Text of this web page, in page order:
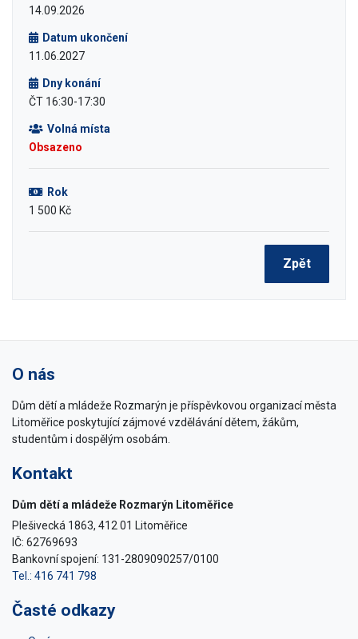
14.09.2026
Datum ukončení
11.06.2027
Dny konání
ČT 16:30-17:30
Volná místa
Obsazeno
Rok
1 500 Kč
Zpět
O nás
Dům dětí a mládeže Rozmarýn je příspěvkovou organizací města
Litoměřice poskytující zájmové vzdělávání dětem, žákům,
studentům i dospělým osobám.
Kontakt
Dům dětí a mládeže Rozmarýn Litoměřice
Plešivecká 1863, 412 01 Litoměřice
IČ: 62769693
Bankovní spojení: 131-2809090257/0100
Tel.: 416 741 798
Časté odkazy